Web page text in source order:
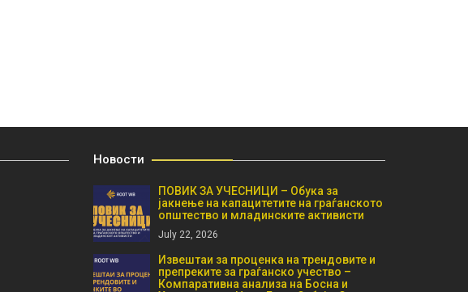
Новости
ПОВИК ЗА УЧЕСНИЦИ – Обука за
јакнење на капацитетите на граѓанското
општество и младинските активисти
July 22, 2026
Извештаи за проценка на трендовите и
препреките за граѓанско учество –
Компаративна анализа на Босна и